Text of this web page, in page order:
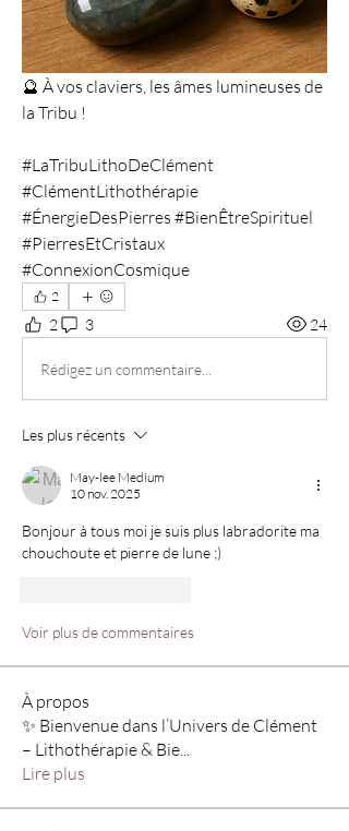
🔮 À vos claviers, les âmes lumineuses de
la Tribu !
#LaTribuLithoDeClément
#ClémentLithothérapie
#ÉnergieDesPierres #BienÊtreSpirituel
#PierresEtCristaux
#ConnexionCosmique
2
2 3 24
Rédigez un commentaire...
Les plus récents
May-lee Medium
10 nov. 2025
Bonjour à tous moi je suis plus labradorite ma
chouchoute et pierre de lune ;)
Voir plus de commentaires
À propos
✨ Bienvenue dans l’Univers de Clément
– Lithothérapie & Bie...
Lire plus